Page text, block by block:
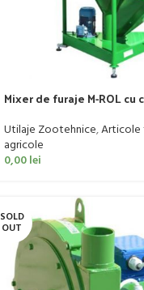
Mixer de furaje M-ROL
Utilaje Zootehnice,Articole
agricole
0,00lei
SOLD
OUT